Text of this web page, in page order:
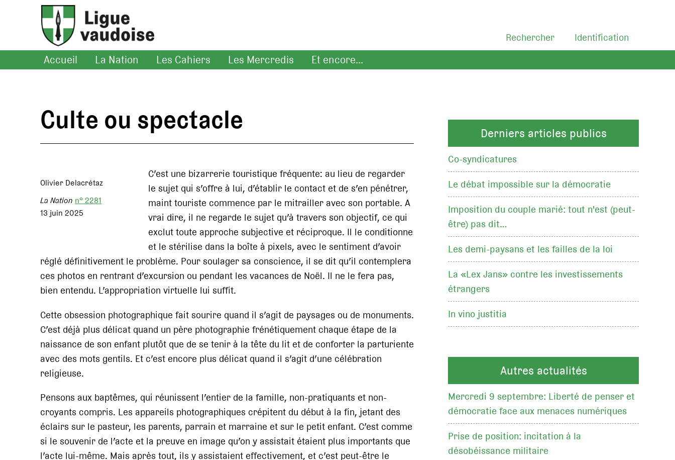
Identification
Rechercher
Accueil La Nation Les Cahiers Les Mercredis Et encore...
Culte ou spectacle
Olivier Delacrétaz
La Nation n° 2281
13 juin 2025
C’est une bizarrerie touristique fréquente: au lieu de regarder
le sujet qui s’offre à lui, d’établir le contact et de s’en pénétrer,
maint touriste commence par le mitrailler avec son portable. A
vrai dire, il ne regarde le sujet qu’à travers son objectif, ce qui
exclut toute approche subjective et réciproque. Il le conditionne
et le stérilise dans la boîte à pixels, avec le sentiment d’avoir
réglé définitivement le problème. Pour soulager sa conscience, il se dit qu’il contemplera
ces photos en rentrant d’excursion ou pendant les vacances de Noël. Il ne le fera pas,
bien entendu. L’appropriation virtuelle lui suffit.
Cette obsession photographique fait sourire quand il s’agit de paysages ou de monuments.
C’est déjà plus délicat quand un père photographie frénétiquement chaque étape de la
naissance de son enfant plutôt que de se tenir à la tête du lit et de conforter la parturiente
avec des mots gentils. Et c’est encore plus délicat quand il s’agit d’une célébration
religieuse.
Pensons aux baptêmes, qui réunissent l’entier de la famille, non-pratiquants et non-
croyants compris. Les appareils photographiques crépitent du début à la fin, jetant des
éclairs sur le pasteur, les parents, parrain et marraine et sur le petit enfant. C’est comme
si le souvenir de l’acte et la preuve en image qu’on y assistait étaient plus importants que
l’acte lui-même. Mais après tout, ils y assistaient effectivement, et c’est peut-être le
Derniers articles publics
Co-syndicatures
Le débat impossible sur la démocratie
Imposition du couple marié: tout n'est (peut-
être) pas dit…
Les demi-paysans et les failles de la loi
La «Lex Jans» contre les investissements
étrangers
In vino justitia
Autres actualités
Mercredi 9 septembre: Liberté de penser et
démocratie face aux menaces numériques
Prise de position: incitation à la
désobéissance militaire